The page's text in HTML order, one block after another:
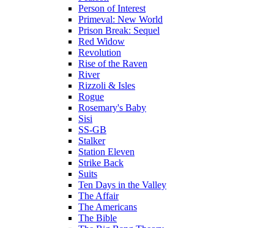
Person of Interest
Primeval: New World
Prison Break: Sequel
Red Widow
Revolution
Rise of the Raven
River
Rizzoli & Isles
Rogue
Rosemary's Baby
Sisi
SS-GB
Stalker
Station Eleven
Strike Back
Suits
Ten Days in the Valley
The Affair
The Americans
The Bible